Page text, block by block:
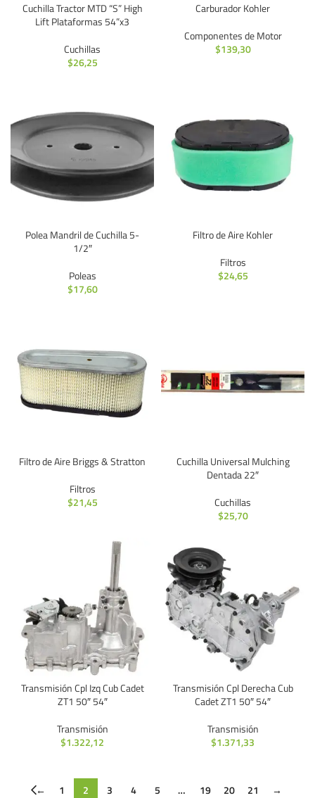
Cuchilla Tractor MTD “S” High
Lift Plataformas 54”x3
Cuchillas
$26,25
Carburador Kohler
Componentes de Motor
$139,30
Polea Mandril de Cuchilla 5-
1/2″
Poleas
$17,60
Filtro de Aire Kohler
Filtros
$24,65
Filtro de Aire Briggs & Stratton
Filtros
$21,45
Cuchilla Universal Mulching
Dentada 22″
Cuchillas
$25,70
Transmisión Cpl Izq Cub Cadet
ZT1 50″ 54″
Transmisión
$1.322,12
Transmisión Cpl Derecha Cub
Cadet ZT1 50″ 54″
Transmisión
$1.371,33
← 1 2 3 4 5 … 19 20 21 →